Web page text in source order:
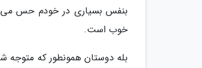
بنفس بسیاری در خودم حس می
خوب است.
بله دوستان همونطور که متوجه